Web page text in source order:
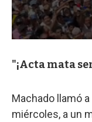
"¡Acta mata
Machado llamó
miércoles, a un